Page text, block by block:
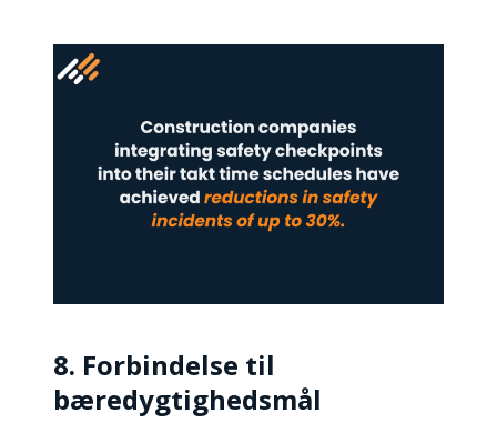
8. Forbindelse til
bæredygtighedsmål